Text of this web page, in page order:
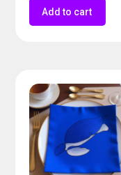
Add to cart